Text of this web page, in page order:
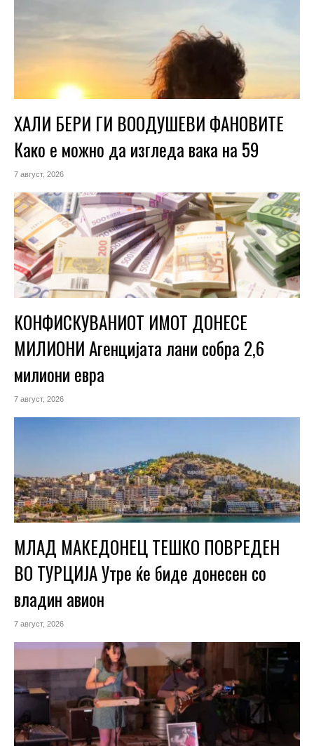
ХАЛИ БЕРИ ГИ ВООДУШЕВИ ФАНОВИТЕ
Како е можно да изгледа вака на 59
7 август, 2026
КОНФИСКУВАНИОТ ИМОТ ДОНЕСЕ
МИЛИОНИ Агенцијата лани собра 2,6
милиони евра
7 август, 2026
МЛАД МАКЕДОНЕЦ ТЕШКО ПОВРЕДЕН
ВО ТУРЦИЈА Утре ќе биде донесен со
владин авион
7 август, 2026